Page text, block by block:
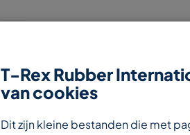
OVER T-REX
T-Rex Rubber
van cookies
Dit zijn kleine bestanden die met